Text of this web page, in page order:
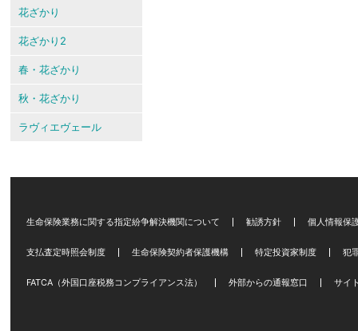
花ざかり
花ざかり2
春・花ざかり
秋・花ざかり
ラヴィエヴェール
生命保険業務に関する指定紛争解決機関について 勧誘方針 個人情報保
支払査定時照会制度 生命保険契約者保護機構 特定投資家制度 犯
FATCA（外国口座税務コンプライアンス法） 外部からの通報窓口 サイ